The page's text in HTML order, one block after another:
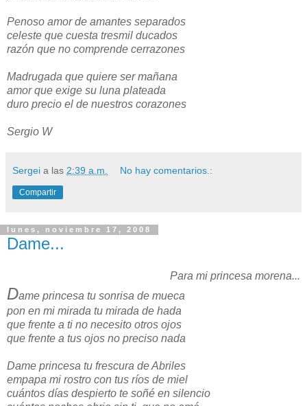
Penoso amor de amantes separados
celeste que cuesta tresmil ducados
razón que no comprende cerrazones
Madrugada que quiere ser mañana
amor que exige su luna plateada
duro precio el de nuestros corazones
Sergio W
Sergei a las 2:39 a.m. No hay comentarios.:
Compartir
lunes, noviembre 17, 2008
Dame...
Para mi princesa morena...
Dame princesa tu sonrisa de mueca
pon en mi mirada tu mirada de hada
que frente a ti no necesito otros ojos
que frente a tus ojos no preciso nada
Dame princesa tu frescura de Abriles
empapa mi rostro con tus ríos de miel
cuántos días despierto te soñé en silencio